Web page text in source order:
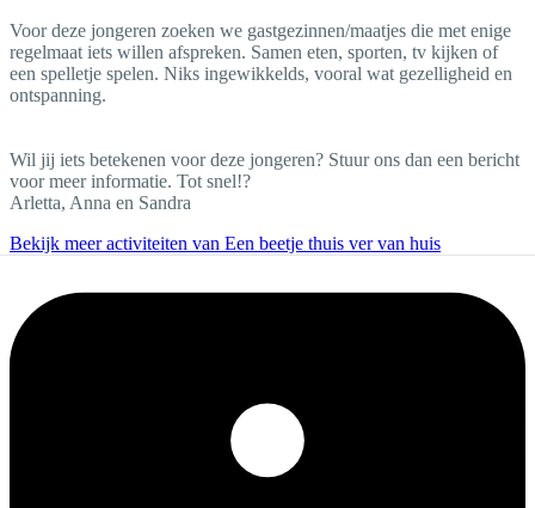
Voor deze jongeren zoeken we gastgezinnen/maatjes die met enige
regelmaat iets willen afspreken. Samen eten, sporten, tv kijken of
een spelletje spelen. Niks ingewikkelds, vooral wat gezelligheid en
ontspanning.
Wil jij iets betekenen voor deze jongeren? Stuur ons dan een bericht
voor meer informatie. Tot snel!?
Arletta, Anna en Sandra
Bekijk meer activiteiten van Een beetje thuis ver van huis